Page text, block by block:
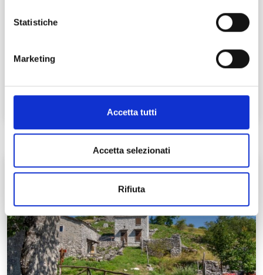
Statistiche
Marketing
Accetta tutti
Accetta selezionati
Rifiuta
Parks